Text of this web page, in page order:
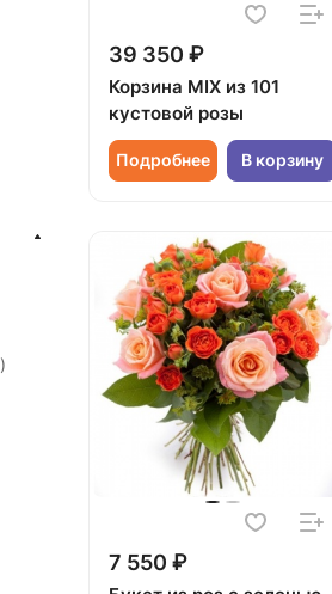
39 350 ₽
Корзина MIX из 101
кустовой розы
Подробнее В корзину
7 550 ₽
)